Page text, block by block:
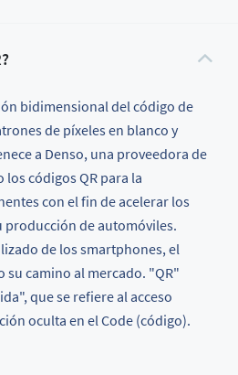
bidimensional del código de
de píxeles en blanco y
a Denso, una proveedora de
códigos QR para la
con el fin de acelerar los
producción de automóviles.
de los smartphones, el
su camino al mercado. "QR"
que se refiere al acceso
oculta en el Code (código).